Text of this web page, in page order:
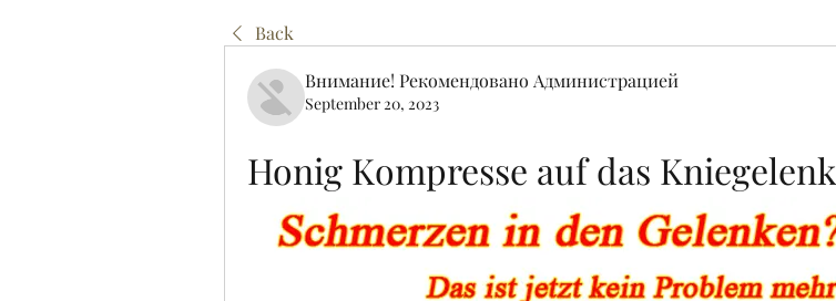
Back
Внимание! Рекомендовано Администрацией
September 20, 2023
Honig Kompresse auf das Kniegelenk